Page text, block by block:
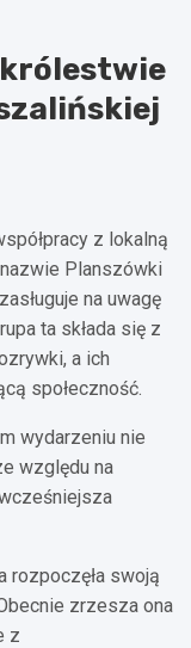
z lokalną
Planszówki
na uwagę
ta składa się z
a ich
społeczność.
wydarzeniu nie
względu na
rozpoczęła swoją
zrzesza ona
z